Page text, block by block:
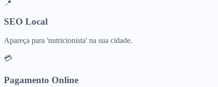
📍
SEO Local
Apareça para 'nutricionista' na sua cidade.
💳
Pagamento Online